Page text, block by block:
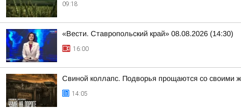
09:18
«Вести. Ставропольский край» 08.08.2026 (14:30)
16:00
Свиной коллапс. Подворья прощаются со своими
14:05